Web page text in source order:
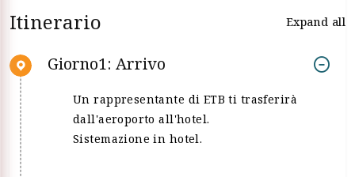
Itinerario Expand all
Giorno1: Arrivo
Un rappresentante di ETB ti trasferirà
dall'aeroporto all'hotel.
Sistemazione in hotel.